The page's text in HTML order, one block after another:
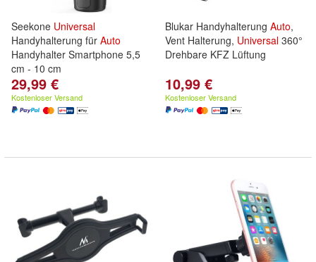
Seekone Universal
Handyhalterung für Auto
Handyhalter Smartphone 5,5
cm - 10 cm
29,99 €
Kostenloser Versand
Blukar Handyhalterung Auto,
Vent Halterung, Universal 360°
Drehbare KFZ Lüftung
10,99 €
Kostenloser Versand